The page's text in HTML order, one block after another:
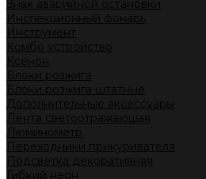
Знак аварийной остановки
Инспекционный фонарь
Инструмент
Комбо устройство
Ксенон
Блоки розжига
Блоки розжига штатные
Дополнительные аксессуары
Лента светоотражающая
Люминометр
Переходники прикуривателя
Подсветка декоративная
Гибкий неон